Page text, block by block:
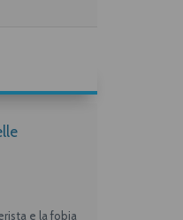
e la fobia